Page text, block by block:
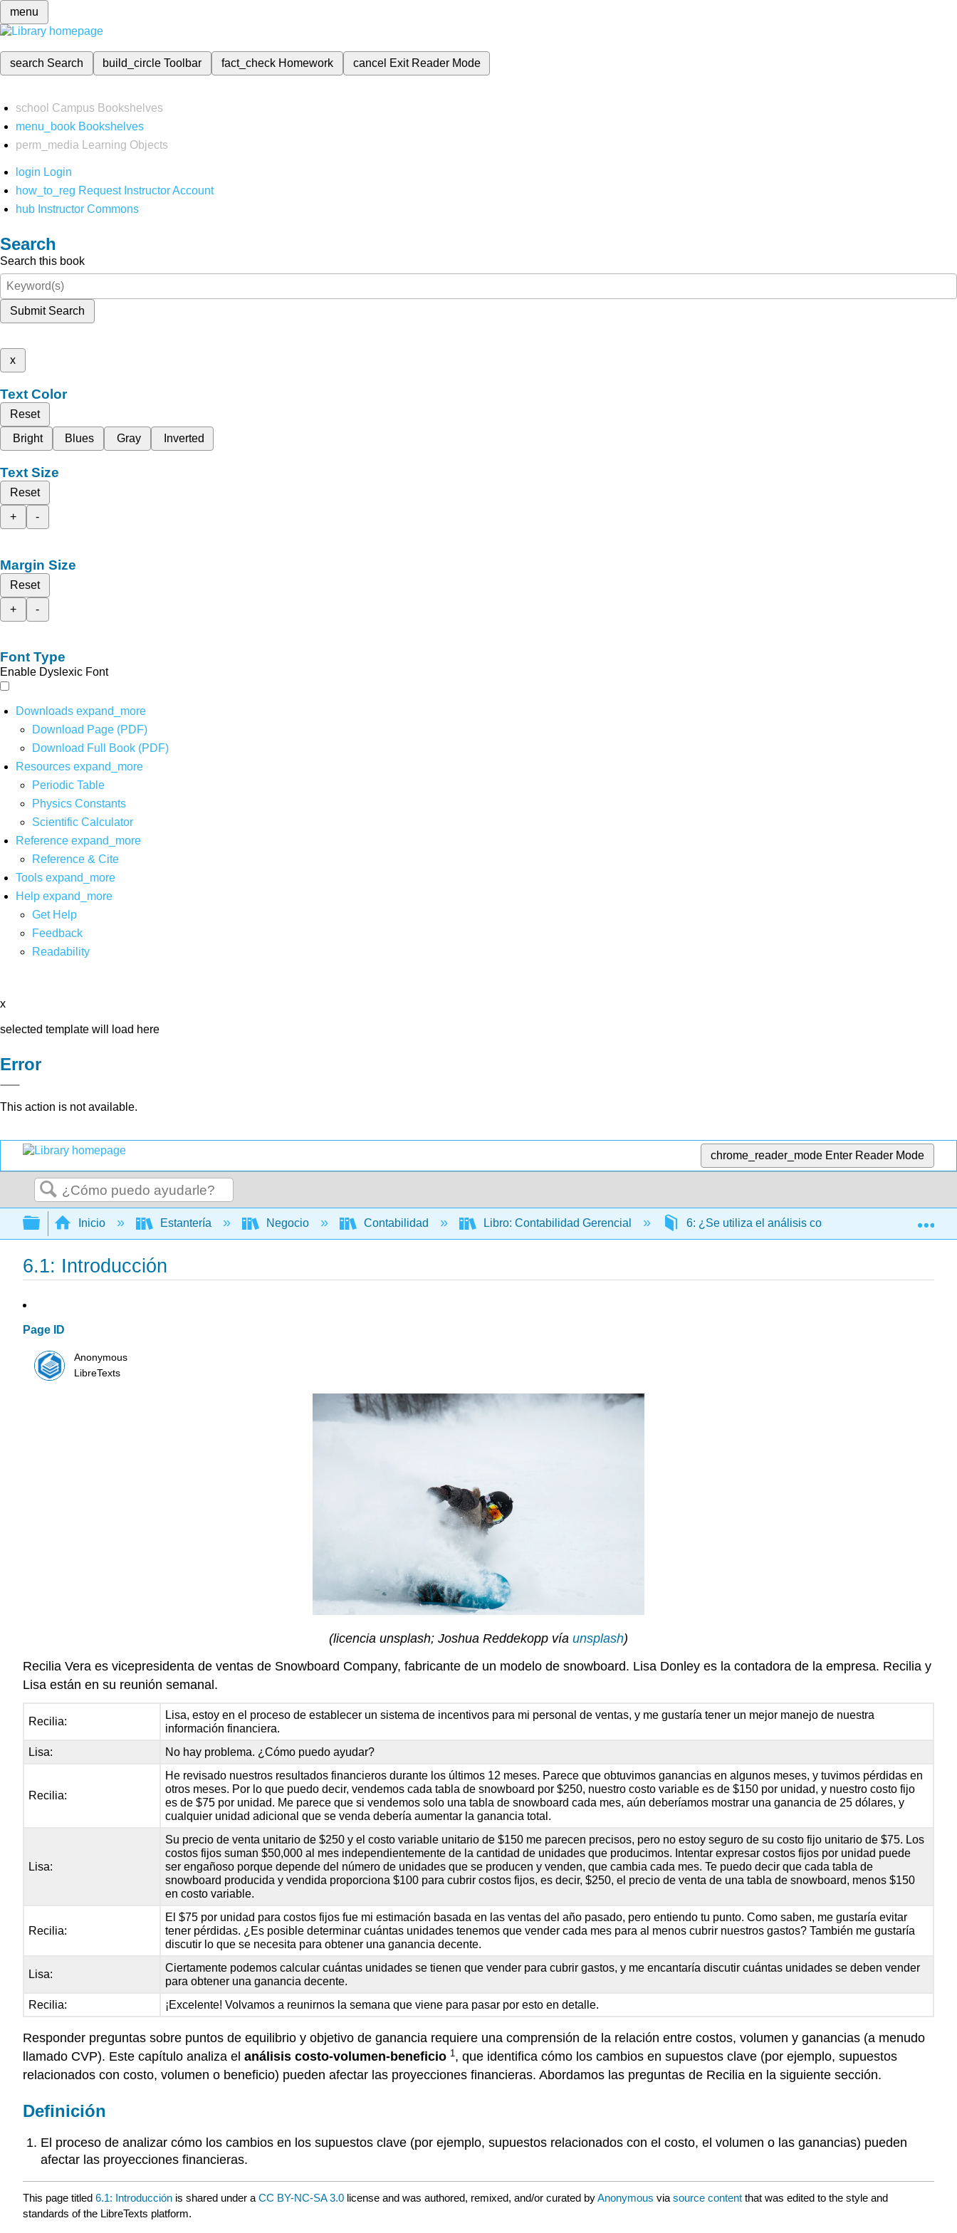
menu
search Search build_circleToolbar fact_check Homework cancel Exit Reader Mode
school Campus Bookshelves
menu_book Bookshelves
perm_media
Learning Objects
login Login
how_to_reg Request Instructor Account
hub Instructor Commons
Search
Search this book
Submit Search
x
Text Color
Reset
Bright
Blues Gray Inverted
Text Size
Reset
+
-
Margin Size
Reset
+
-
Font Type
Enable Dyslexic Font
Downloads expand_more
Download Page (PDF)
Download Full Book (PDF)
Resources expand_more
Periodic Table
Physics Constants
Scientific Calculator
Reference expand_more
Reference & Cite
Tools expand_more
Help expand_more
Get Help
Feedback
Readability
x
selected template will load here
Error
This action is not available.
chrome_reader_mode Enter Reader Mode
Buscar
Expandir/contraer jerarquía global
Inicio Estantería Negocio Contabilidad Libro: Contabilidad Gerencial 6: ¿Se utiliza el análisis costo-volumen-beneficio
6.1: Introducción
Page ID
Anonymous
LibreTexts
(licencia unsplash; Joshua Reddekopp vía unsplash)
Recilia Vera es vicepresidenta de ventas de Snowboard Company, fabricante de un modelo de snowboard. Lisa Donley es la contadora de la empresa. Recilia y
Lisa están en su reunión semanal.
Recilia:
Lisa, estoy en el proceso de establecer un sistema de incentivos para mi personal de ventas, y me gustaría tener un mejor manejo de nuestra
información financiera.
Lisa:
No hay problema. ¿Cómo puedo ayudar?
Recilia:
He revisado nuestros resultados financieros durante los últimos 12 meses. Parece que obtuvimos ganancias en algunos meses, y tuvimos pérdidas en
otros meses. Por lo que puedo decir, vendemos cada tabla de snowboard por $250, nuestro costo variable es de $150 por unidad, y nuestro costo fijo
es de $75 por unidad. Me parece que si vendemos solo una tabla de snowboard cada mes, aún deberíamos mostrar una ganancia de 25 dólares, y
cualquier unidad adicional que se venda debería aumentar la ganancia total.
Lisa:
Su precio de venta unitario de $250 y el costo variable unitario de $150 me parecen precisos, pero no estoy seguro de su costo fijo unitario de $75. Los
costos fijos suman $50,000 al mes independientemente de la cantidad de unidades que producimos. Intentar expresar costos fijos por unidad puede
ser engañoso porque depende del número de unidades que se producen y venden, que cambia cada mes. Te puedo decir que cada tabla de
snowboard producida y vendida proporciona $100 para cubrir costos fijos, es decir, $250, el precio de venta de una tabla de snowboard, menos $150
en costo variable.
Recilia:
El $75 por unidad para costos fijos fue mi estimación basada en las ventas del año pasado, pero entiendo tu punto. Como saben, me gustaría evitar
tener pérdidas. ¿Es posible determinar cuántas unidades tenemos que vender cada mes para al menos cubrir nuestros gastos? También me gustaría
discutir lo que se necesita para obtener una ganancia decente.
Lisa:
Ciertamente podemos calcular cuántas unidades se tienen que vender para cubrir gastos, y me encantaría discutir cuántas unidades se deben vender
para obtener una ganancia decente.
Recilia:
¡Excelente! Volvamos a reunirnos la semana que viene para pasar por esto en detalle.
Responder preguntas sobre puntos de equilibrio y objetivo de ganancia requiere una comprensión de la relación entre costos, volumen y ganancias (a menudo
llamado CVP). Este capítulo analiza el análisis costo-volumen-beneficio 1 , que identifica cómo los cambios en supuestos clave (por ejemplo, supuestos
relacionados con costo, volumen o beneficio) pueden afectar las proyecciones financieras. Abordamos las preguntas de Recilia en la siguiente sección.
Definición
El proceso de analizar cómo los cambios en los supuestos clave (por ejemplo, supuestos relacionados con el costo, el volumen o las ganancias) pueden
afectar las proyecciones financieras.
This page titled 6.1: Introducción is shared under aCC BY-NC-SA 3.0 license and was authored, remixed, and/or curated byAnonymous viasource content that was edited to the style and
standards of the LibreTexts platform.